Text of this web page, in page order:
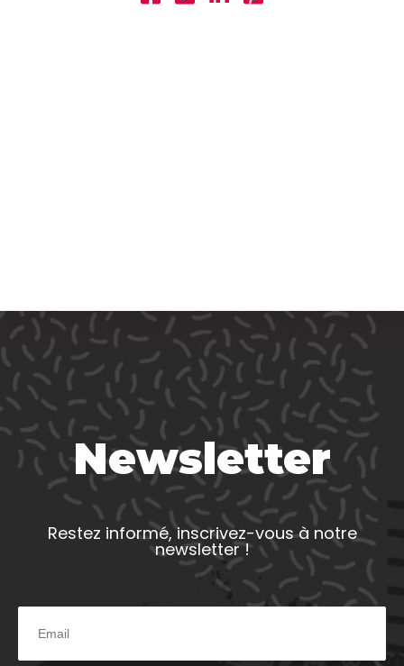
Newsletter
Restez informé, inscrivez-vous à notre
newsletter !